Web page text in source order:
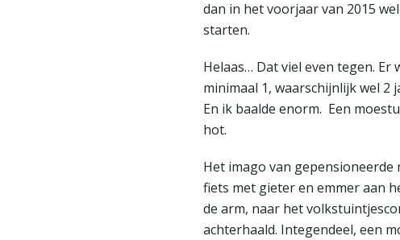
dan in het voorjaar van 2015
starten.
Helaas… Dat viel even tegen. Er
minimaal 1, waarschijnlijk wel 2
En ik baalde enorm. Een
hot.
Het imago van gepensioneerde
fiets met gieter en emmer aan
de arm, naar het
achterhaald. Integendeel, een